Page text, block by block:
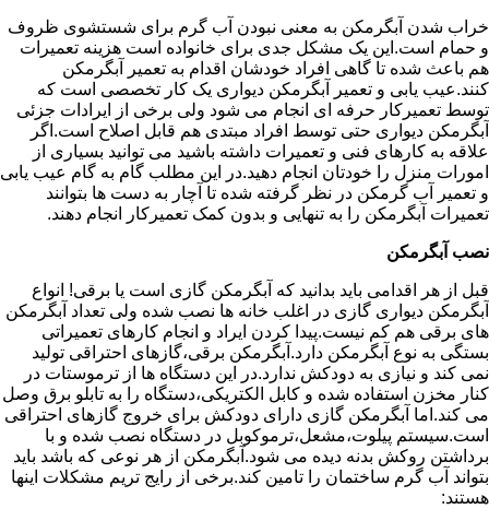
خراب شدن آبگرمکن به معنی نبودن آب گرم برای شستشوی ظروف
و حمام است.این یک مشکل جدی برای خانواده است هزینه تعمیرات
هم باعث شده تا گاهی افراد خودشان اقدام به تعمیر آبگرمکن
کنند.عیب یابی و تعمیر آبگرمکن دیواری یک کار تخصصی است که
توسط تعمیرکار حرفه ای انجام می شود ولی برخی از ایرادات جزئی
آبگرمکن دیواری حتی توسط افراد مبتدی هم قابل اصلاح است.اگر
علاقه به کارهای فنی و تعمیرات داشته باشید می توانید بسیاری از
امورات منزل را خودتان انجام دهید.در این مطلب گام به گام عیب یابی
و تعمیر آب گرمکن در نظر گرفته شده تا آچار به دست ها بتوانند
تعمیرات آبگرمکن را به تنهایی و بدون کمک تعمیرکار انجام دهند.
نصب آبگرمکن
قبل از هر اقدامی باید بدانید که آبگرمکن گازی است یا برقی! انواع
آبگرمکن دیواری گازی در اغلب خانه ها نصب شده ولی تعداد آبگرمکن
های برقی هم کم نیست.پیدا کردن ایراد و انجام کارهای تعمیراتی
بستگی به نوع آبگرمکن دارد.آبگرمکن برقی،گازهای احتراقی تولید
نمی کند و نیازی به دودکش ندارد.در این دستگاه ها از ترموستات در
کنار مخزن استفاده شده و کابل الکتریکی،دستگاه را به تابلو برق وصل
می کند.اما آبگرمکن گازی دارای دودکش برای خروج گازهای احتراقی
است.سیستم پیلوت،مشعل،ترموکوبل در دستگاه نصب شده و با
برداشتن روکش بدنه دیده می شود.آبگرمکن از هر نوعی که باشد باید
بتواند آب گرم ساختمان را تامین کند.برخی از رایج تریم مشکلات اینها
هستند: